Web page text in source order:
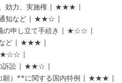
、効力、実施権 | ★★★ |
通知など | ★★☆ |
の申し立て手続き | ★☆☆ |
など | ★★★ |
| ★☆☆ |
の訴訟 | ★★☆ |
願）**に関する国内特例 | ★★★ |